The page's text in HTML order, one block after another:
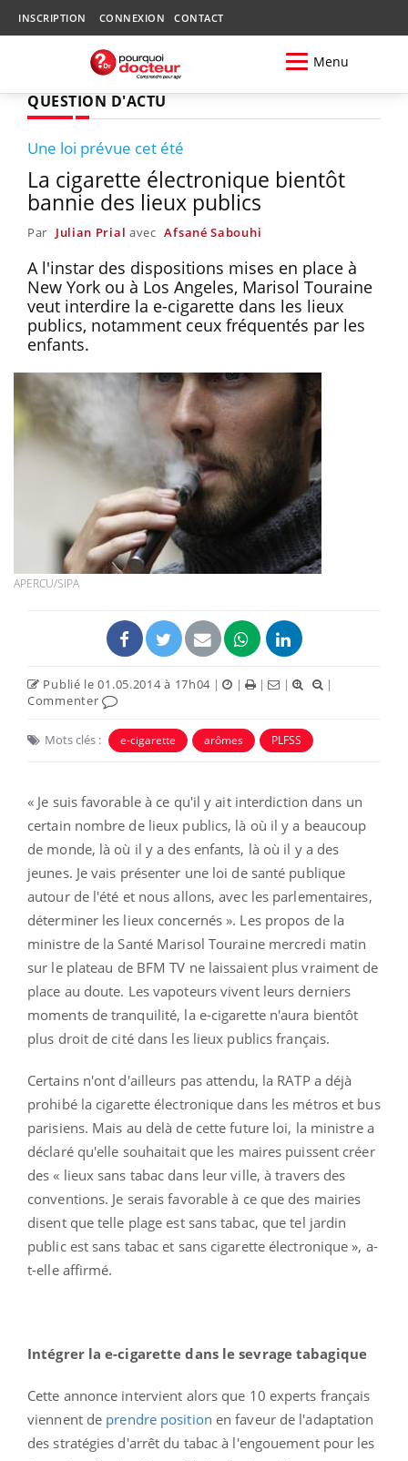
INSCRIPTION CONNEXION CONTACT
Menu
QUESTION D'ACTU
Une loi prévue cet été
La cigarette électronique bientôt
bannie des lieux publics
Par Julian Prial avec Afsané Sabouhi
A l'instar des dispositions mises en place à
New York ou à Los Angeles, Marisol Touraine
veut interdire la e-cigarette dans les lieux
publics, notamment ceux fréquentés par les
enfants.
APERCU/SIPA
Publié le 01.05.2014 à 17h04 | | | |
|
Commenter
Mots clés : e-cigarette arômes PLFSS
« Je suis favorable à ce qu'il y ait interdiction dans un
certain nombre de lieux publics, là où il y a beaucoup
de monde, là où il y a des enfants, là où il y a des
jeunes. Je vais présenter une loi de santé publique
autour de l'été et nous allons, avec les parlementaires,
déterminer les lieux concernés ». Les propos de la
ministre de la Santé Marisol Touraine mercredi matin
sur le plateau de BFM TV ne laissaient plus vraiment de
place au doute. Les vapoteurs vivent leurs derniers
moments de tranquilité, la e-cigarette n'aura bientôt
plus droit de cité dans les lieux publics français.
Certains n'ont d'ailleurs pas attendu, la RATP a déjà
prohibé la cigarette électronique dans les métros et bus
parisiens. Mais au delà de cette future loi, la ministre a
déclaré qu'elle souhaitait que les maires puissent créer
des « lieux sans tabac dans leur ville, à travers des
conventions. Je serais favorable à ce que des mairies
disent que telle plage est sans tabac, que tel jardin
public est sans tabac et sans cigarette électronique », a-
t-elle affirmé.
Intégrer la e-cigarette dans le sevrage tabagique
Cette annonce intervient alors que 10 experts français
viennent de prendre position en faveur de l'adaptation
des stratégies d'arrêt du tabac à l'engouement pour les